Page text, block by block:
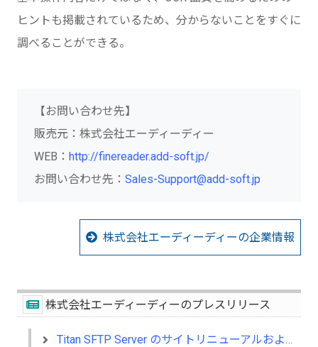
ヒントも掲載されているため、分からないことをすぐに
調べることができる。
【お問い合わせ先】
販売元：株式会社エーディーディー
WEB： http://finereader.add-soft.jp/
お問い合わせ先： Sales-Support@add-soft.jp
株式会社エーディーディーの企業情報
株式会社エーディーディーのプレスリリース
Titan SFTP Server のサイトリニューアルおよびサイト移転のご案内